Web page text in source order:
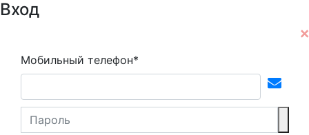
Вход
Мобильный телефон*